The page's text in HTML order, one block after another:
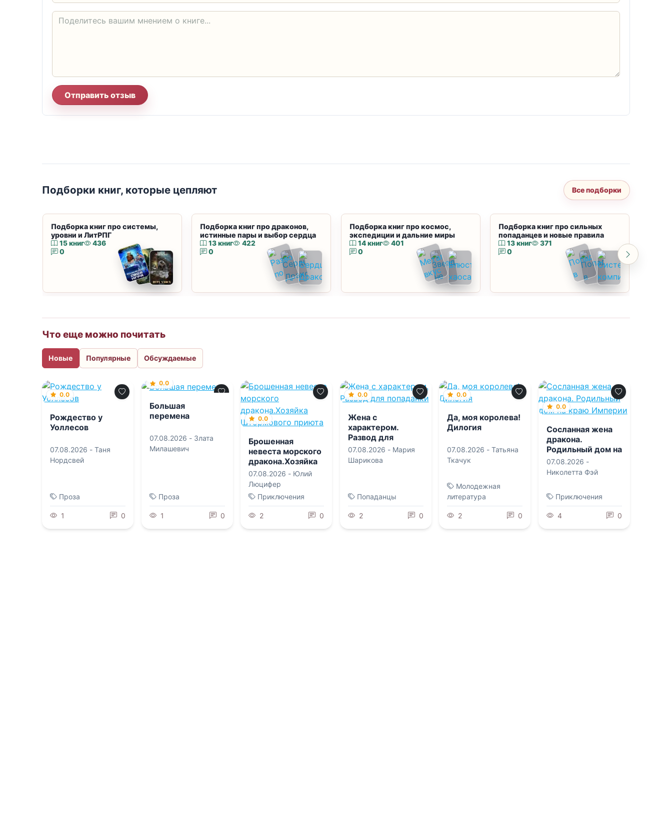
Отправить отзыв
Подборки книг, которые цепляют Все подборки
Подборка книг про системы,
уровни и ЛитРПГ
15 книг
436
0
Подборка книг про драконов,
истинные пары и выбор сердца
13 книг
422
0
Подборка книг про космос,
экспедиции и дальние миры
14 книг
401
0
Подборка книг про сильных
попаданцев и новые правила
13 книг
371
0
Что еще можно почитать
Новые Популярные Обсуждаемые
0.0
Рождество у
Уоллесов
07.08.2026 - Таня
Нордсвей
Проза
1 0
0.0
Большая
перемена
07.08.2026 - Злата
Милашевич
Проза
1 0
0.0
Брошенная
невеста морского
дракона.Хозяйка
Штормового
приюта
07.08.2026 - Юлий
Люцифер
Приключения
2 0
0.0
Жена с
характером.
Развод для
попаданки
07.08.2026 - Мария
Шарикова
Попаданцы
2 0
0.0
Да, моя королева!
Дилогия
07.08.2026 -Татьяна
Ткачук
Молодежная
литература
2 0
0.0
Сосланная жена
дракона.
Родильный дом на
краю Империи
07.08.2026 -
Николетта Фэй
Приключения
4 0